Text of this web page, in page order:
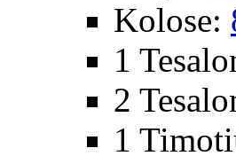
Kolose:
1
2
1